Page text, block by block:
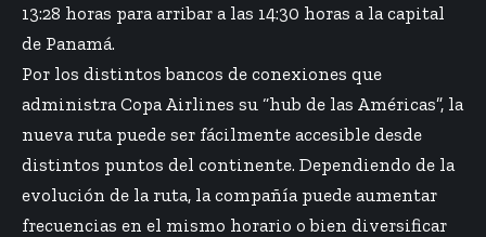
13:28 horas para arribar a las 14:30 horas a la capital
de Panamá.
Por los distintos bancos de conexiones que
administra Copa Airlines su “hub de las Américas”, la
nueva ruta puede ser fácilmente accesible desde
distintos puntos del continente. Dependiendo de la
evolución de la ruta, la compañía puede aumentar
frecuencias en el mismo horario o bien diversificar